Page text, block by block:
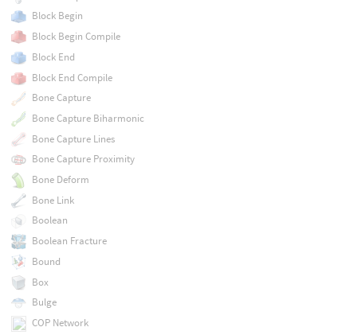
Block Begin
Block Begin Compile
Block End
Block End Compile
Bone Capture
Bone Capture Biharmonic
Bone Capture Lines
Bone Capture Proximity
Bone Deform
Bone Link
Boolean
Boolean Fracture
Bound
Box
Bulge
COP Network